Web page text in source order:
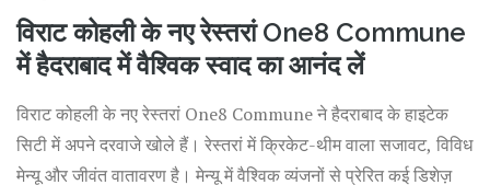
विराट कोहली के नए रेस्तरां One8 Commune
में हैदराबाद में वैश्विक स्वाद का आनंद लें
विराट कोहली के नए रेस्तरां One8 Commune ने हैदराबाद के हाइटेक
सिटी में अपने दरवाजे खोले हैं। रेस्तरां में क्रिकेट-थीम वाला सजावट, विविध
मेन्यू और जीवंत वातावरण है। मेन्यू में वैश्विक व्यंजनों से प्रेरित कई डिशेज़